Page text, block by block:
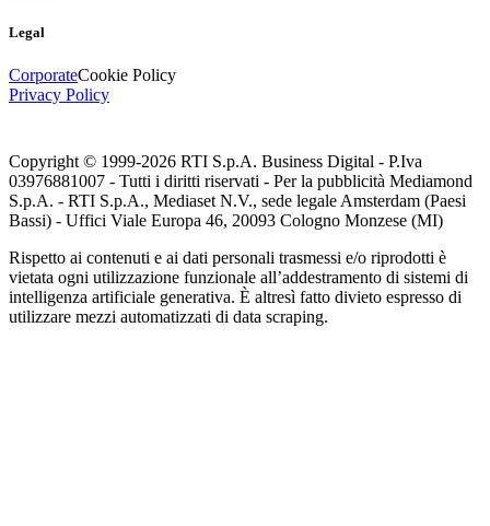
Legal
CorporateCookie Policy
Privacy Policy
Copyright © 1999-2026 RTI S.p.A. Business Digital - P.Iva
03976881007 - Tutti i diritti riservati - Per la pubblicità Mediamond
S.p.A. - RTI S.p.A., Mediaset N.V., sede legale Amsterdam (Paesi
Bassi) - Uffici Viale Europa 46, 20093 Cologno Monzese (MI)
Rispetto ai contenuti e ai dati personali trasmessi e/o riprodotti è
vietata ogni utilizzazione funzionale all’addestramento di sistemi di
intelligenza artificiale generativa. È altresì fatto divieto espresso di
utilizzare mezzi automatizzati di data scraping.